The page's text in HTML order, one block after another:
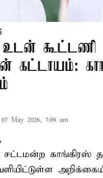
கூட்டணி
கட்டாயம்:
07 May 2026, 7:09 am
சட்டமன்ற